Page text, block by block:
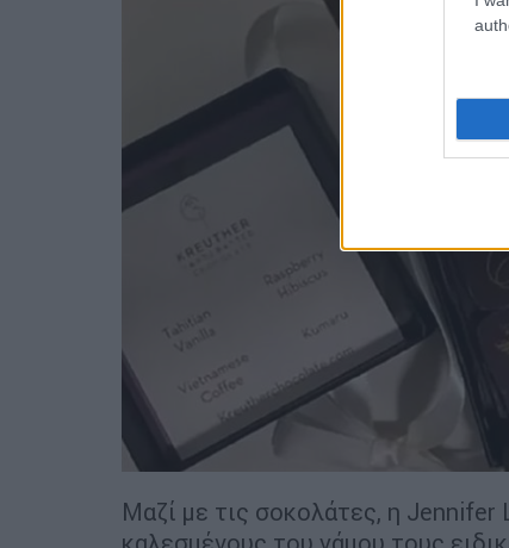
Μαζί με τις σοκολάτες, η Jennifer